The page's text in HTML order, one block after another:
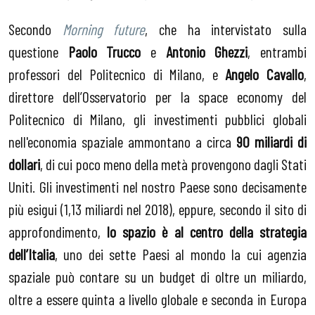
Secondo Morning future, che ha intervistato sulla
questione Paolo Trucco e Antonio Ghezzi, entrambi
professori del Politecnico di Milano, e Angelo Cavallo,
direttore dell’Osservatorio per la space economy del
Politecnico di Milano, gli investimenti pubblici globali
nell'economia spaziale ammontano a circa 90 miliardi di
dollari, di cui poco meno della metà provengono dagli Stati
Uniti. Gli investimenti nel nostro Paese sono decisamente
più esigui (1,13 miliardi nel 2018), eppure, secondo il sito di
approfondimento, lo spazio è al centro della strategia
dell’Italia, uno dei sette Paesi al mondo la cui agenzia
spaziale può contare su un budget di oltre un miliardo,
oltre a essere quinta a livello globale e seconda in Europa